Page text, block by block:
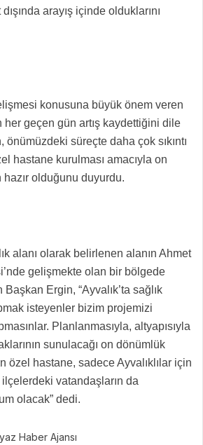
arayış içinde olduklarını
konusuna büyük önem veren
her geçen gün artış kaydettiğini dile
süreçte daha çok sıkıntı
hastane kurulması amacıyla on
olduğunu duyurdu.
alanı olarak belirlenen alanın Ahmet
gelişmekte olan bir bölgede
Ergin, “Ayvalık’ta sağlık
isteyenler bizim projemizi
Planlanmasıyla, altyapısıyla
sunulacağı on dönümlük
özel hastane, sadece Ayvalıklılar için
vatandaşların da
olacak” dedi.
Haber Ajansı